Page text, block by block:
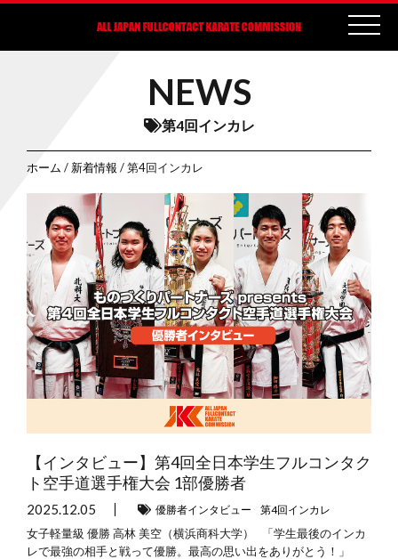
NEWS
第4回インカレ
ホーム / 新着情報 / 第4回インカレ
【インタビュー】第4回全日本学生フルコンタク
ト空手道選手権大会 1部優勝者
2025.12.05 優勝者インタビュー 第4回インカレ
女子軽量級 優勝 高林 美空（横浜商科大学） 「学生最後のインカ
レで最強の相手と戦って優勝。最高の思い出をありがとう！」